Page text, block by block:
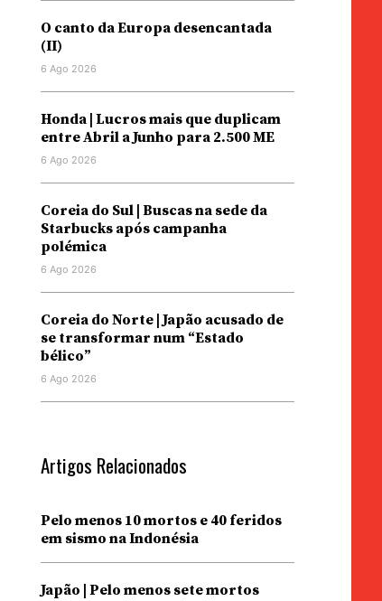
O canto da Europa desencantada
(II)
6 Ago 2026
Honda | Lucros mais que duplicam
entre Abril a Junho para 2.500 ME
6 Ago 2026
Coreia do Sul | Buscas na sede da
Starbucks após campanha
polémica
6 Ago 2026
Coreia do Norte | Japão acusado de
se transformar num “Estado
bélico”
6 Ago 2026
Artigos Relacionados
Pelo menos 10 mortos e 40 feridos
em sismo na Indonésia
Japão | Pelo menos sete mortos